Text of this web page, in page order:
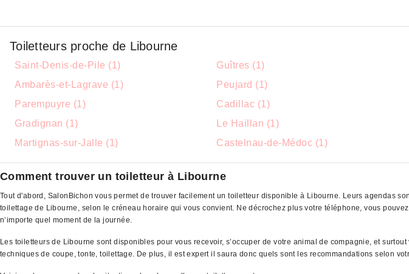
Toiletteurs proche de Libourne
Saint-Denis-de-Pile (1) Guîtres (1)
Ambarès-et-Lagrave (1)
Peujard (1)
Parempuyre (1)
Cadillac (1)
Gradignan (1)
Le Haillan (1)
Martignas-sur-Jalle (1)
Castelnau-de-Médoc (1)
Comment trouver un toiletteur à Libourne
Tout d'abord, SalonBichon vous permet de trouver facilement un toiletteur disponible à Libourne. Leurs agendas
toilettage de Libourne, selon le créneau horaire qui vous convient. Ne décrochez plus votre téléphone, vous
n’importe quel moment de la journée.
Les toiletteurs de Libourne sont disponibles pour vous recevoir, s’occuper de votre animal de compagnie, et
techniques de coupe, tonte, toilettage. De plus, il est expert il saura donc quels sont les recommandations selon